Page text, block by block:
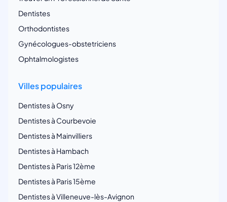
Dentistes
Orthodontistes
Gynécologues-obstetriciens
Ophtalmologistes
Villes populaires
Dentistes à Osny
Dentistes à Courbevoie
Dentistes à Mainvilliers
Dentistes à Hambach
Dentistes à Paris 12ème
Dentistes à Paris 15ème
Dentistes à Villeneuve-lès-Avignon